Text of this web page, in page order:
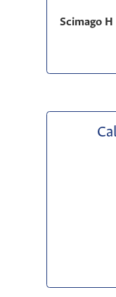
Scimago